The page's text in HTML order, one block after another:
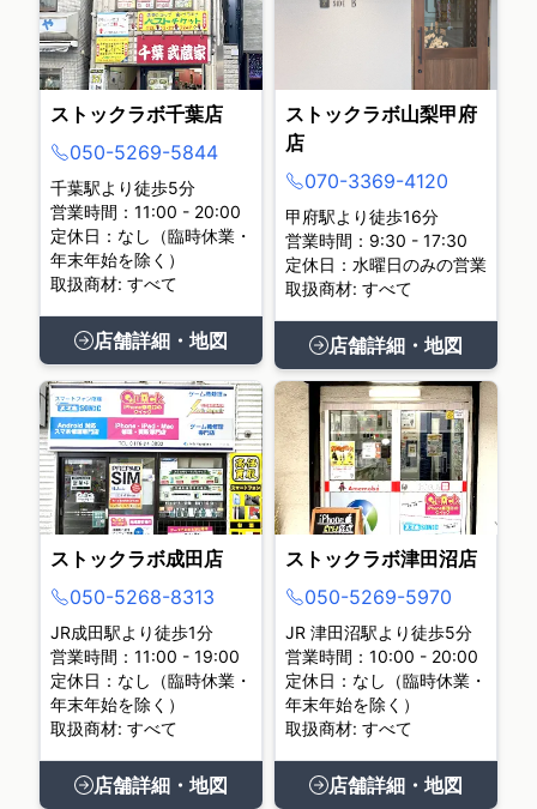
ストックラボ千葉店
050-5269-5844
千葉駅より徒歩5分
営業時間：11:00 - 20:00
定休日：なし（臨時休業・
年末年始を除く）
取扱商材: すべて
店舗詳細・地図
ストックラボ山梨甲府
店
070-3369-4120
甲府駅より徒歩16分
営業時間：9:30 - 17:30
定休日：水曜日のみの営業
取扱商材: すべて
店舗詳細・地図
ストックラボ成田店
050-5268-8313
JR成田駅より徒歩1分
営業時間：11:00 - 19:00
定休日：なし（臨時休業・
年末年始を除く）
取扱商材: すべて
店舗詳細・地図
ストックラボ津田沼店
050-5269-5970
JR 津田沼駅より徒歩5分
営業時間：10:00 - 20:00
定休日：なし（臨時休業・
年末年始を除く）
取扱商材: すべて
店舗詳細・地図